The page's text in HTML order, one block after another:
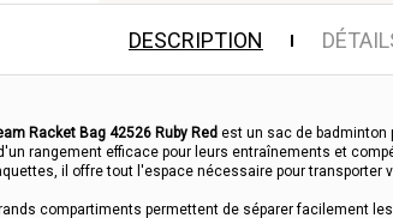
DESCRIPTION
Racket Bag 42526 Ruby Red est un sac de badminton
rangement efficace pour leurs entraînements et
il offre tout l'espace nécessaire pour transporter
compartiments permettent de séparer facilement